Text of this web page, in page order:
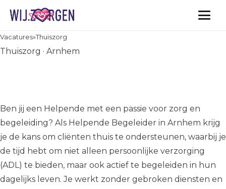
Vacatures»Thuiszorg
Thuiszorg · Arnhem
Ben jij een Helpende met een passie voor zorg en
begeleiding? Als Helpende Begeleider in Arnhem krijg
je de kans om cliënten thuis te ondersteunen, waarbij je
de tijd hebt om niet alleen persoonlijke verzorging
(ADL) te bieden, maar ook actief te begeleiden in hun
dagelijks leven. Je werkt zonder gebroken diensten en